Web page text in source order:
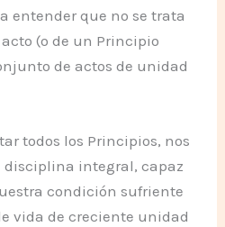
entender que no se trata
(o de un Principio
de actos de unidad
todos los Principios, nos
integral, capaz
condición sufriente
vida de creciente unidad